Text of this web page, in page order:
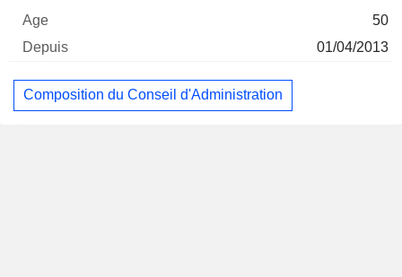
50
01/04/2013
Composition du Conseil d'Administration